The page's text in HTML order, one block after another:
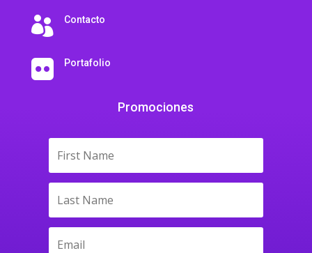
 Contacto
 Portafolio
Promociones